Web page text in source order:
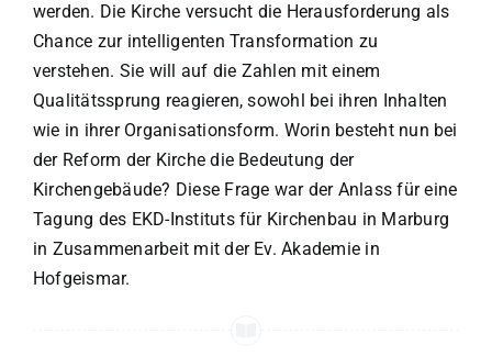
werden. Die Kirche versucht die Herausforderung als
Chance zur intelligenten Transformation zu
verstehen. Sie will auf die Zahlen mit einem
Qualitätssprung reagieren, sowohl bei ihren Inhalten
wie in ihrer Organisationsform. Worin besteht nun bei
der Reform der Kirche die Bedeutung der
Kirchengebäude? Diese Frage war der Anlass für eine
Tagung des EKD-Instituts für Kirchenbau in Marburg
in Zusammenarbeit mit der Ev. Akademie in
Hofgeismar.